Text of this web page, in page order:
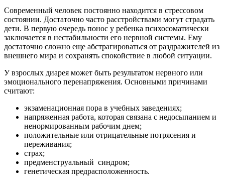
Современный человек постоянно находится в стрессовом
состоянии. Достаточно часто расстройствами могут страдать
дети. В первую очередь понос у ребенка психосоматически
заключается в нестабильности его нервной системы. Ему
достаточно сложно еще абстрагироваться от раздражителей из
внешнего мира и сохранять спокойствие в любой ситуации.
У взрослых диарея может быть результатом нервного или
эмоционального перенапряжения. Основными причинами
считают:
экзаменационная пора в учебных заведениях;
напряженная работа, которая связана с недосыпанием и
ненормированным рабочим днем;
положительные или отрицательные потрясения и
переживания;
страх;
предменструальный синдром;
генетическая предрасположенность.